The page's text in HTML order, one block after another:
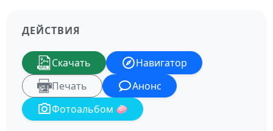
ДЕЙСТВИЯ
Скачать
Навигатор
Печать
Анонс
Фотоальбом 🧼